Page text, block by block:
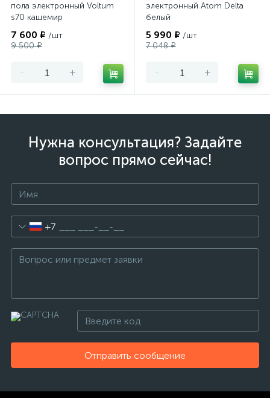
пола электронный Voltum
s70 кашемир
7 600 ₽ /шт
9 500 ₽
- +
электронный Atom Delta
белый
5 990 ₽ /шт
7 048 ₽
- +
Нужна консультация? Задайте
вопрос прямо сейчас!
+7
Отправить сообщение